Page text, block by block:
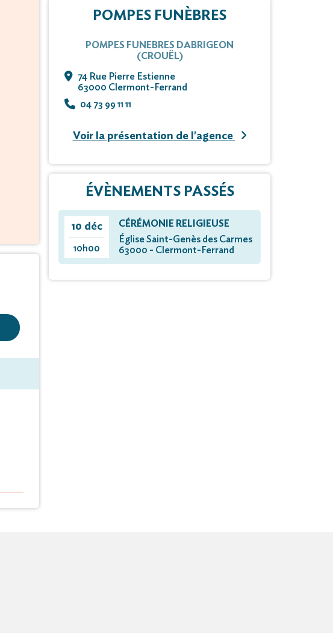
POMPES FUNÈBRES
POMPES FUNEBRES DABRIGEON
(CROUËL)
74 Rue Pierre Estienne
63000 Clermont-Ferrand
04 73 99 11 11
Voir la présentation de l'agence
ÉVÈNEMENTS PASSÉS
10 déc
10h00
CÉRÉMONIE RELIGIEUSE
Église Saint-Genès des Carmes
63000 - Clermont-Ferrand